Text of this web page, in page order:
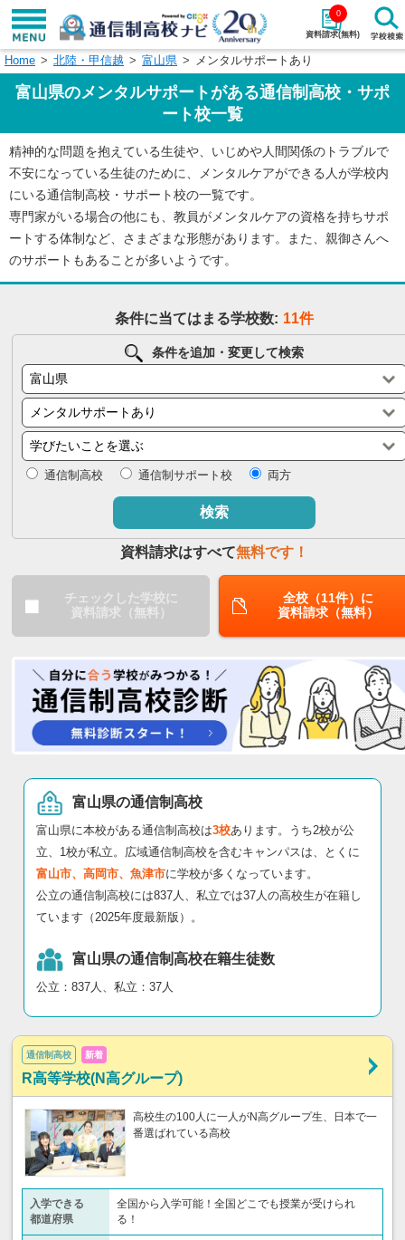
資料請求(無料)
0
学校名で探す
エリアから探す 特徴から探す
エリアを選択して探す
関東 北海道・東北
東海 北陸・甲信越
中国
四国
閉じる
Home 北陸・甲信越 富山県 メンタルサポートあり
富山県のメンタルサポートがある通信制高校・サポ
ート校一覧
精神的な問題を抱えている生徒や、いじめや人間関係のトラブルで
不安になっている生徒のために、メンタルケアができる人が学校内
にいる通信制高校・サポート校の一覧です。
専門家がいる場合の他にも、教員がメンタルケアの資格を持ちサポ
ートする体制など、さまざまな形態があります。また、親御さんへ
のサポートもあることが多いようです。
条件に当てはまる学校数: 11件
条件を追加・変更して検索
通信制高校 通信制サポート校 両方
検索
資料請求はすべて無料です！
チェックした学校に
資料請求（無料）
全校（11件）に
資料請求（無料）
富山県の通信制高校
富山県に本校がある通信制高校は3校あります。うち2校が公
立、1校が私立。広域通信制高校を含むキャンパスは、とくに
富山市、高岡市、魚津市に学校が多くなっています。
公立の通信制高校には837人、私立では37人の高校生が在籍し
ています（2025年度最新版）。
富山県の通信制高校在籍生徒数
公立：837人、私立：37人
通信制高校 新着
R高等学校(N高グループ)
高校生の100人に一人がN高グループ生、日本で一
番選ばれている高校
入学できる
都道府県
全国から入学可能！全国どこでも授業が受けられ
る！